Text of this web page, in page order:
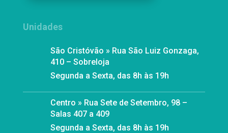
Unidades
São Cristóvão » Rua São Luiz Gonzaga,
410 – Sobreloja
Segunda a Sexta, das 8h às 19h
Centro » Rua Sete de Setembro, 98 –
Salas 407 a 409
Segunda a Sexta, das 8h às 19h